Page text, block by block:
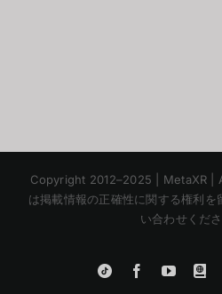
Copyright 2012–2025 | MetaXR |
は掲載情報の正確性に関する権利
い合わせくださ
Tiktok Facebook